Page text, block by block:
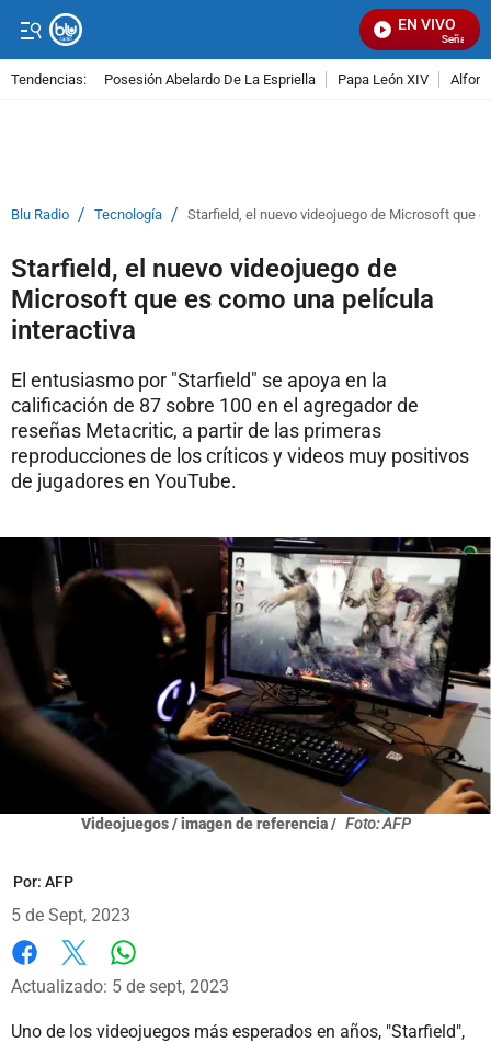
EN VIVO
Señal
Tendencias: Posesión Abelardo De La Espriella Papa León XIV
Blu Radio / Tecnología / Starfield, el nuevo videojuego de Microsoft que
Starfield, el nuevo videojuego de
Microsoft que es como una película
interactiva
El entusiasmo por "Starfield" se apoya en la
calificación de 87 sobre 100 en el agregador de
reseñas Metacritic, a partir de las primeras
reproducciones de los críticos y videos muy positivos
de jugadores en YouTube.
Videojuegos / imagen de referencia / Foto: AFP
Por: AFP
5 de Sept, 2023
Facebook
X
Actualizado: 5 de sept, 2023
Uno de los videojuegos más esperados en años, "Starfield",